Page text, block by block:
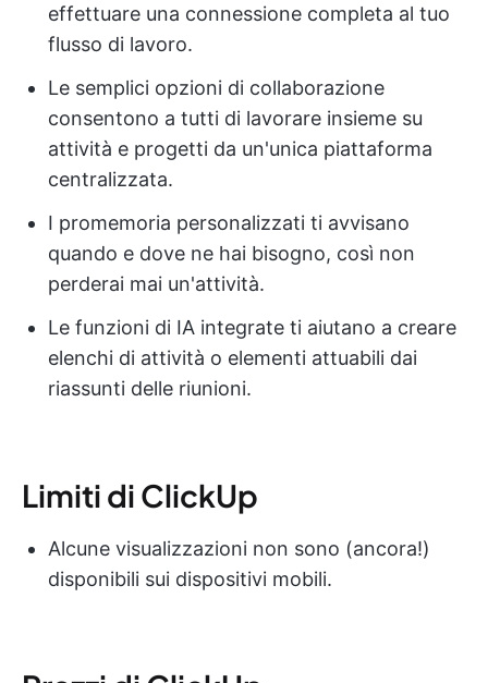
effettuare una connessione completa al tuo
flusso di lavoro.
Le semplici opzioni di collaborazione
consentono a tutti di lavorare insieme su
attività e progetti da un'unica piattaforma
centralizzata.
I promemoria personalizzati ti avvisano
quando e dove ne hai bisogno, così non
perderai mai un'attività.
Le funzioni di IA integrate ti aiutano a creare
elenchi di attività o elementi attuabili dai
riassunti delle riunioni.
Limiti di ClickUp
Alcune visualizzazioni non sono (ancora!)
disponibili sui dispositivi mobili.